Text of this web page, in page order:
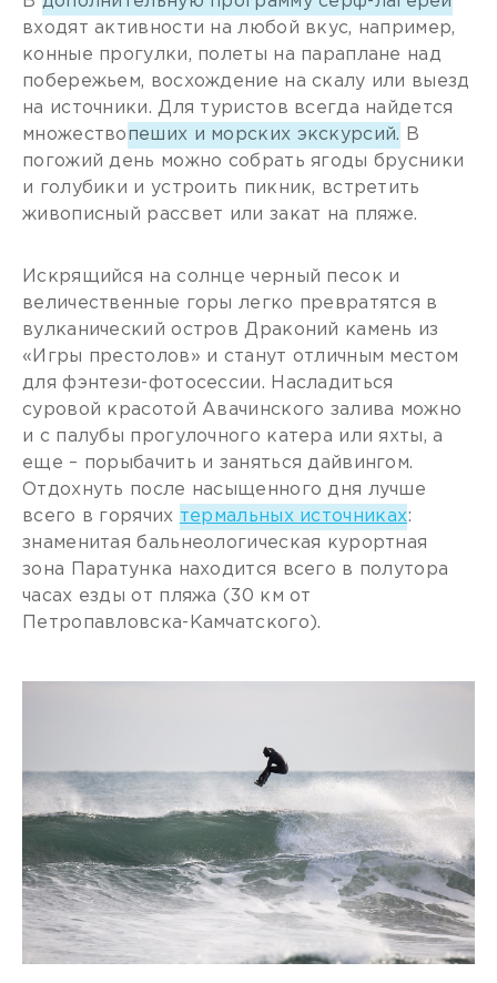
входят активности на любой вкус, например,
конные прогулки, полеты на параплане над
побережьем, восхождение на скалу или выезд
на источники. Для туристов всегда найдется
множество пеших и морских экскурсий.
В
погожий день можно собрать ягоды брусники
и голубики и устроить пикник, встретить
живописный рассвет или закат на пляже.
Искрящийся на солнце черный песок и
величественные горы легко превратятся в
вулканический остров Драконий камень из
«Игры престолов» и станут отличным местом
для фэнтези-фотосессии. Насладиться
суровой красотой Авачинского залива можно
и с палубы прогулочного катера или яхты, а
еще – порыбачить и заняться дайвингом.
Отдохнуть после насыщенного дня лучше
всего в горячих термальных источниках:
знаменитая бальнеологическая курортная
зона Паратунка находится всего в полутора
часах езды от пляжа (30 км от
Петропавловска-Камчатского).